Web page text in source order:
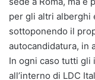
per gli altri alberghi
sottoponendo il
autocandidatura, in
In ogni caso tutti
all’interno di LDC